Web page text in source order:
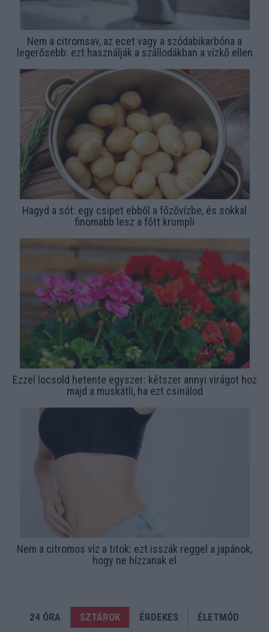
Nem a citromsav, az ecet vagy a szódabikarbóna a
legerősebb: ezt használják a szállodákban a vízkő ellen
Hagyd a sót: egy csipet ebből a főzővízbe, és sokkal
finomabb lesz a főtt krumpli
Ezzel locsold hetente egyszer: kétszer annyi virágot hoz
majd a muskátli, ha ezt csinálod
Nem a citromos víz a titok: ezt isszák reggel a japánok,
hogy ne hízzanak el
24 ÓRA SZTÁROK ÉRDEKES ÉLETMÓD